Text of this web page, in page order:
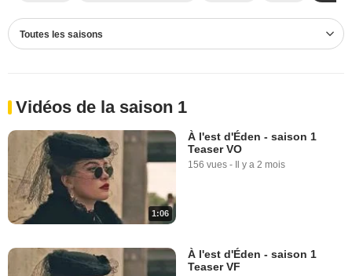
Toutes les saisons
Vidéos de la saison 1
1:06
À l'est d'Éden - saison 1
Teaser VO
156 vues - Il y a 2 mois
À l'est d'Éden - saison 1
Teaser VF